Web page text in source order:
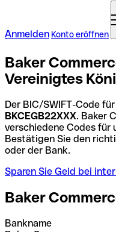
Anmelden Konto eröffnen
Baker
Vereinigtes
Der BIC/SWIFT-Code
BKCEGB22XXX. Baker
verschiedene Codes für
Bestätigen Sie den
oder der Bank.
Sparen Sie Geld bei
Baker
Bankname